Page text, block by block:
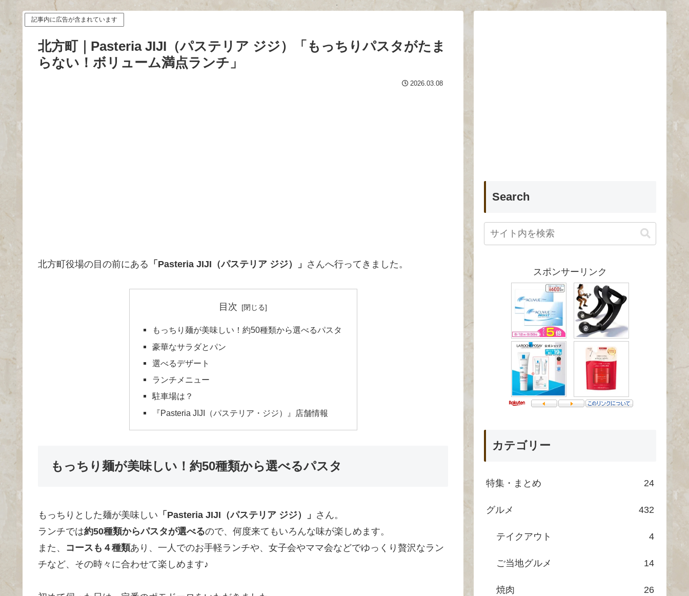
記事内に広告が含まれています
北方町｜Pasteria JIJI（パステリア ジジ）「もっちりパスタがたま
らない！ボリューム満点ランチ」
2026.03.08
北方町役場の目の前にある 「Pasteria JIJI（パステリア ジジ）」 さんへ行ってきました。
目次
もっちり麺が美味しい！約50種類から選べるパスタ
豪華なサラダとパン
選べるデザート
ランチメニュー
駐車場は？
『Pasteria JIJI（パステリア・ジジ）』店舗情報
もっちり麺が美味しい！約50種類から選べるパスタ
もっちりとした麺が美味しい 「Pasteria JIJI（パステリア ジジ）」 さん。
ランチでは約50種類からパスタが選べるので、何度来てもいろんな味が楽しめます。
また、 コースも４種類あり、一人でのお手軽ランチや、女子会やママ会などでゆっくり贅沢なラン
チなど、その時々に合わせて楽しめます♪
Search
スポンサーリンク
カテゴリー
特集・まとめ 24
グルメ 432
テイクアウト 4
ご当地グルメ 14
焼肉 26